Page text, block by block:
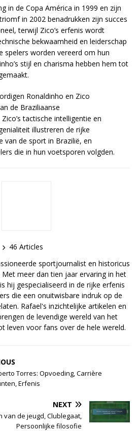
in de Copa América in 1999 en zijn
in 2002 benadrukken zijn succes
terwijl Zico’s erfenis wordt
bekwaamheid en leiderschap
spelers worden vereerd om hun
stijl en charisma hebben hem tot
Ronaldinho en Zico
de Braziliaanse
tactische intelligentie en
illustreren de rijke
van de sport in Brazilië, en
die in hun voetsporen volgden.
46 Articles
sportjournalist en historicus
meer dan tien jaar ervaring in het
hij gespecialiseerd in de rijke erfenis
die een onuitwisbare indruk op de
Rafael's inzichtelijke artikelen en
de levendige wereld van het
leven voor fans over de hele wereld.
Torres: Opvoeding, Carrière
Erfenis
NEXT
van de jeugd, Clublegaat,
Persoonlijke filosofie